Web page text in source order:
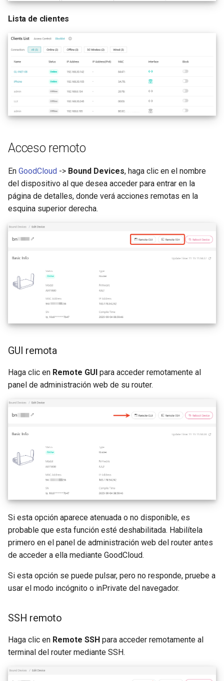
Lista de clientes
Acceso remoto
En GoodCloud -> Bound Devices, haga clic en el nombre
del dispositivo al que desea acceder para entrar en la
página de detalles, donde verá acciones remotas en la
esquina superior derecha.
GUI remota
Haga clic en Remote GUI para acceder remotamente al
panel de administración web de su router.
Si esta opción aparece atenuada o no disponible, es
probable que esta función esté deshabilitada. Habilítela
primero en el panel de administración web del router antes
de acceder a ella mediante GoodCloud.
Si esta opción se puede pulsar, pero no responde, pruebe a
usar el modo incógnito o inPrivate del navegador.
SSH remoto
Haga clic en Remote SSH para acceder remotamente al
terminal del router mediante SSH.